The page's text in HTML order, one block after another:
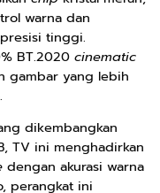
warna dan
tinggi.
BT.2020 cinematic
gambar yang lebih
dikembangkan
TV ini menghadirkan
dengan akurasi warna
perangkat ini